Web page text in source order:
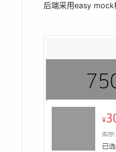
后端采用easy mock